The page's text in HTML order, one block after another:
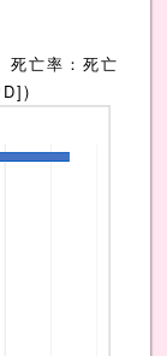
亡率：死亡